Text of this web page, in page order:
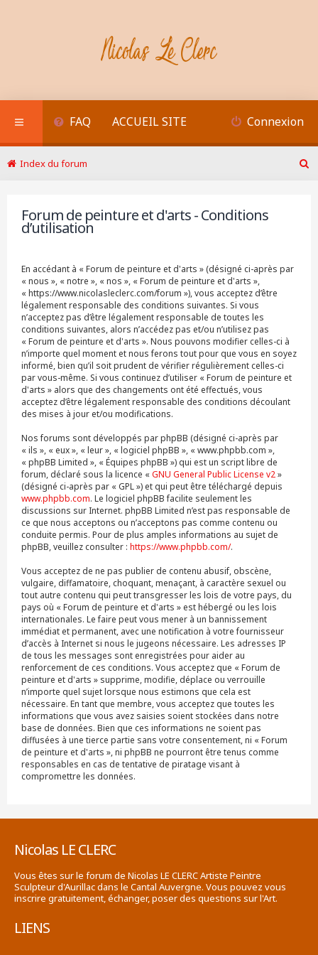
FAQ ACCUEIL SITE Connexion
Index du forum
Forum de peinture et d'arts - Conditions
d’utilisation
En accédant à « Forum de peinture et d'arts » (désigné ci-après par
« nous », « notre », « nos », « Forum de peinture et d'arts »,
« https://www.nicolasleclerc.com/forum »), vous acceptez d’être
légalement responsable des conditions suivantes. Si vous
n’acceptez pas d’être légalement responsable de toutes les
conditions suivantes, alors n’accédez pas et/ou n’utilisez pas
« Forum de peinture et d'arts ». Nous pouvons modifier celles-ci à
n’importe quel moment et nous ferons tout pour que vous en soyez
informé, bien qu’il soit prudent de vérifier régulièrement celles-ci
par vous-même. Si vous continuez d’utiliser « Forum de peinture et
d'arts » alors que des changements ont été effectués, vous
acceptez d’être légalement responsable des conditions découlant
des mises à jour et/ou modifications.
Nos forums sont développés par phpBB (désigné ci-après par
« ils », « eux », « leur », « logiciel phpBB », « www.phpbb.com »,
« phpBB Limited », « Équipes phpBB ») qui est un script libre de
forum, déclaré sous la licence « GNU General Public License v2»
(désigné ci-après par « GPL ») et qui peut être téléchargé depuis
www.phpbb.com. Le logiciel phpBB facilite seulement les
discussions sur Internet. phpBB Limited n’est pas responsable de
ce que nous acceptons ou n’acceptons pas comme contenu ou
conduite permis. Pour de plus amples informations au sujet de
phpBB, veuillez consulter : https://www.phpbb.com/.
Vous acceptez de ne pas publier de contenu abusif, obscène,
vulgaire, diffamatoire, choquant, menaçant, à caractère sexuel ou
tout autre contenu qui peut transgresser les lois de votre pays, du
pays où « Forum de peinture et d'arts » est hébergé ou les lois
internationales. Le faire peut vous mener à un bannissement
immédiat et permanent, avec une notification à votre fournisseur
d’accès à Internet si nous le jugeons nécessaire. Les adresses IP
de tous les messages sont enregistrées pour aider au
renforcement de ces conditions. Vous acceptez que « Forum de
peinture et d'arts » supprime, modifie, déplace ou verrouille
n’importe quel sujet lorsque nous estimons que cela est
nécessaire. En tant que membre, vous acceptez que toutes les
informations que vous avez saisies soient stockées dans notre
base de données. Bien que ces informations ne soient pas
diffusées à une tierce partie sans votre consentement, ni « Forum
de peinture et d'arts », ni phpBB ne pourront être tenus comme
responsables en cas de tentative de piratage visant à
compromettre les données.
Nicolas LE CLERC
Vous êtes sur le forum de Nicolas LE CLERC Artiste Peintre
Sculpteur d'Aurillac dans le Cantal Auvergne. Vous pouvez vous
inscrire gratuitement, échanger, poser des questions sur l'Art.
LIENS